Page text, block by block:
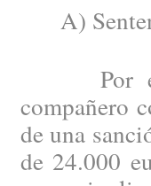
A)
Por ella
compañero
de una
de 24.000